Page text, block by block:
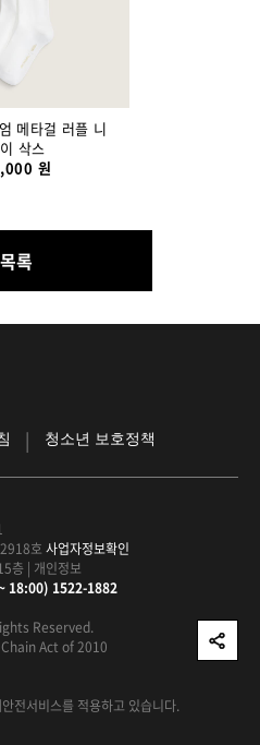
메타걸 러플 니
삭스
원
목록
| 청소년 보호정책
호 사업자정보확인
층 | 개인정보
18:00) 1522-1882
Reserved.
Act of 2010
전서비스를 적용하고 있습니다.